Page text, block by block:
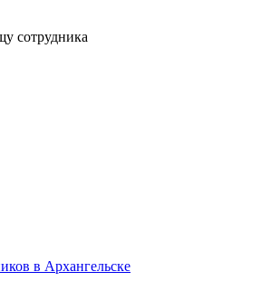
сотрудника
в Архангельске